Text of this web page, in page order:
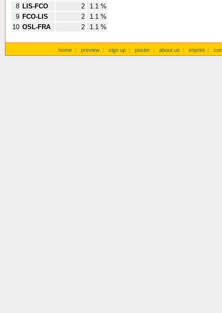
8 LIS-FCO 2
1.1 %
9 FCO-LIS 2
1.1 %
10 OSL-FRA 2 1.1 %
home : preview : sign up : poster : about us : imprint :